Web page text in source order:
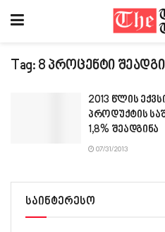
Tag: 8 პროცენტი
2013 წლის
პროდუქტის
1,8% შეადგინა
07/31/2013
საინტერესო